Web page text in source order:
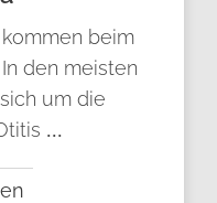
beim
den meisten
um die
...